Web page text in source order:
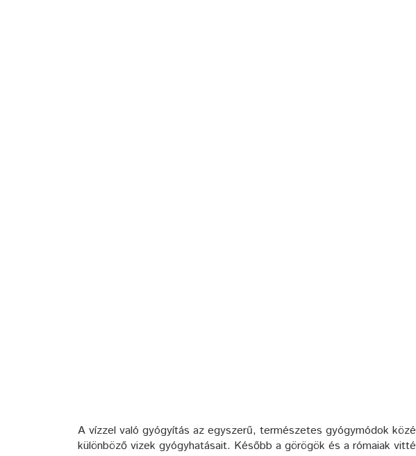
A vízzel való gyógyítás az egyszerű, természetes gyógymódok
különböző vizek gyógyhatásait. Később a görögök és a rómaiak